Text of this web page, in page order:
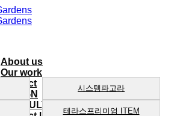
About us
Our work
product
DESIGN
CONSULTING
시스템파고라
테라스프리미엄 ITEM